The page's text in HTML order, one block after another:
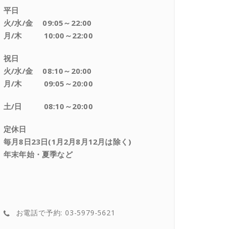
平日
火/水/金 09:05～22:00
月/木 10:00～22:00
祝日
火/水/金 08:10～20:00
月/木 09:05～20:00
土/日 08:10～20:00
定休日
毎月8日23日(1月2月8月12月は除く)
年末年始・夏季など
お電話で予約: 03-5979-5621